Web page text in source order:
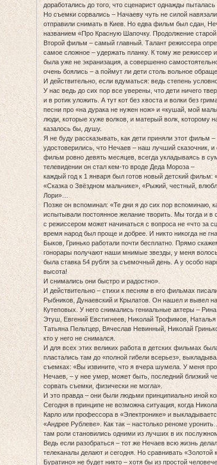
доработались до того, что сценарист однажды пыталась
Но съемки сорвались – Начаеву чуть не силой
отправили снимать в Киев. Но едва фильм был сдан,
названием «Про Красную Шапочку. Продолжение старой
Второй фильм – самый главный. Талант режиссера
самое сложное – удержать планку. К тому же режиссер
была уже не экранизация, а совершенно
очень боялись – а поймут ли дети столь вольное
И действительно, если вдуматься: ведь степень
У нас ведь до сих пор все уверены, что дети ничего
и в ротик уложить. А тут кот без хвоста и волки без
песни про «на дурака не нужен нож» и «кушай, мой
люди, которые хуже волков, и матерый волк, которому
казалось бы, душу.
Я не буду рассказывать, как дети приняли этот
удостоверились, что Нечаев – наш лучший сказочник,
фильм ровно девять месяцев, всегда укладываясь в
телевидении он стал кем-то вроде Деда Мороза –
каждый год к 1 января был готов новый детский
«Сказка о Звёздном мальчике», «Рыжий, честный,
Лори»…
Позже он вспоминал: «Те дни я до сих пор вспоминаю,
испытывали постоянное желание творить. Мы тогда и в
с режиссером может начинаться с вопроса не «что за
время народ был проще и добрее. И никто никогда не
Быков, Гринько работали почти бесплатно. Прямо
гонорары получают наши мнимые звезды, у меня
была ставка 54 рубля за съемочный день. А у особо
высота!
И снимались они быстро и радостно».
И действительно – стихи к песням в его фильмах
Рыбников, Дунаевский и Крылатов. Он нашел и вывел
Кутеповых. У него снимались гениальные актеры –
Этуш, Евгений Евстигнеев, Николай Трофимов,
Татьяна Пельтцер, Вячеслав Невинный, Николай
кто у него не снимался.
И для всех этих великих работа в детских фильмах
пластались там до «полной гибели всерьез»,
съемках: «Вы извините, что я вчера шумела. У меня
Нечаев, – у нее умер, может быть, последний близкий
сорвать съемки, физически не могла».
И это правда – они были людьми принципиально иной
Сегодня в принципе не возможна ситуация, когда
Карло или профессора в «Электронике» и
«Андрее Рублеве». Как так – настолько реноме
там роли становились одними из лучших в их
Ведь если разобраться – тот же Нечаев всю жизнь
телеканалы делают и сегодня. Но сравнивать
Буратино» не будет никто – хотя бы из простой